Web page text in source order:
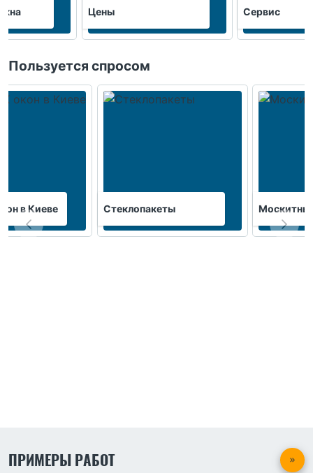
Цены Сервис
Пользуется спросом
в Киеве Стеклопакеты
ПРИМЕРЫ РАБОТ